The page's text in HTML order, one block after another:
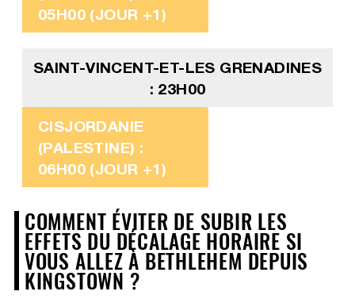
05H00 (JOUR +1)
SAINT-VINCENT-ET-LES GRENADINES
: 23H00
CISJORDANIE
(PALESTINE) :
06H00 (JOUR +1)
COMMENT ÉVITER DE SUBIR LES
EFFETS DU DÉCALAGE HORAIRE SI
VOUS ALLEZ À BETHLEHEM DEPUIS
KINGSTOWN ?